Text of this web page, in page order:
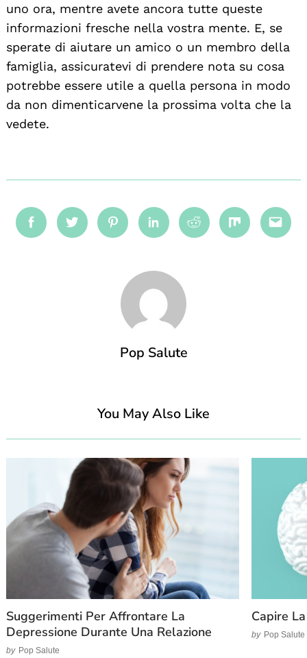
uno ora, mentre avete ancora tutte queste
informazioni fresche nella vostra mente. E, se
sperate di aiutare un amico o un membro della
famiglia, assicuratevi di prendere nota su cosa
potrebbe essere utile a quella persona in modo
da non dimenticarvene la prossima volta che la
vedete.
FacebookTwitterPinterestLinkedinRedditMix
Pop Salute
You May Also Like
Suggerimenti Per Affrontare La
Depressione Durante Una Relazione
by Pop Salute
Capire
by Pop Salute